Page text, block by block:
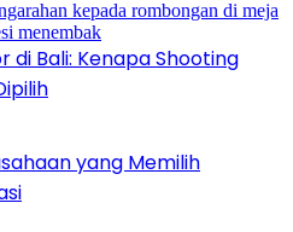
di Bali: Kenapa Shooting
yang Memilih